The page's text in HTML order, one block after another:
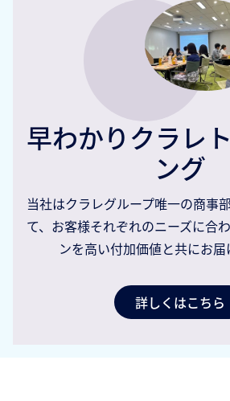
早わかりクラレ
ング
当社はクラレグループ唯一の商事
て、お客様それぞれのニーズに合
ンを高い付加価値と共にお届
詳しくはこちら